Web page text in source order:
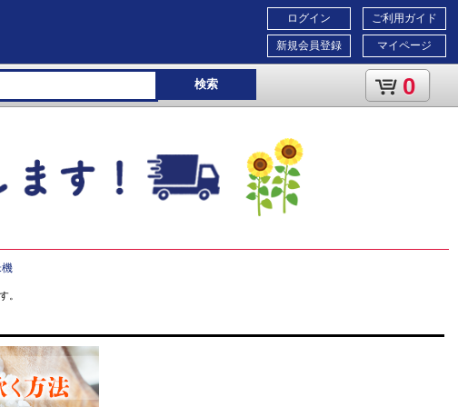
ご利用ガイド
マイページ
ログイン
新規会員登録
検索 0
。